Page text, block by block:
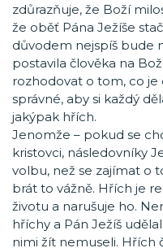
zdůrazňuje, že Boží
že oběť Pána Ježíše
důvodem nejspíš bude
postavila člověka na
rozhodovat o tom, co je
správné, aby si každý
jakýpak hřích.
Jenomže – pokud se
kristovci, následovníky
volbu, než se zajímat o
brát to vážně. Hřích je
životu a narušuje ho.
hříchy a Pán Ježíš
nimi žít nemuseli. Hřích